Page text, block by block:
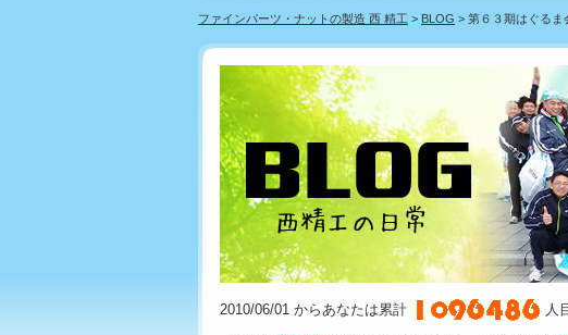
ファインパーツ・ナットの製造 西 精工 > BLOG > 第６３期はぐるま
2010/06/01 からあなたは累計 人